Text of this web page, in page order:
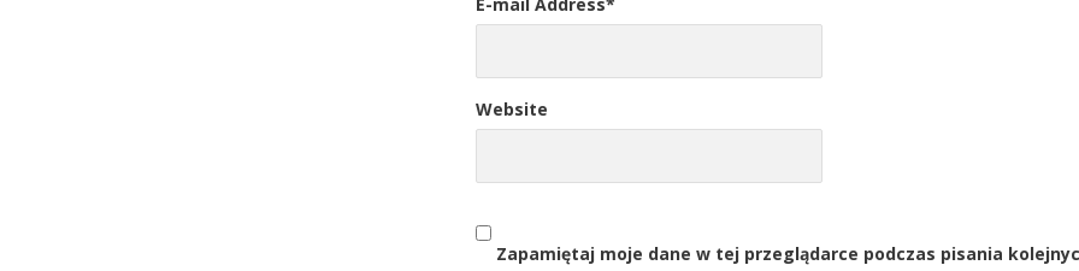
Website
Zapamiętaj moje dane w tej przeglądarce podczas pisania